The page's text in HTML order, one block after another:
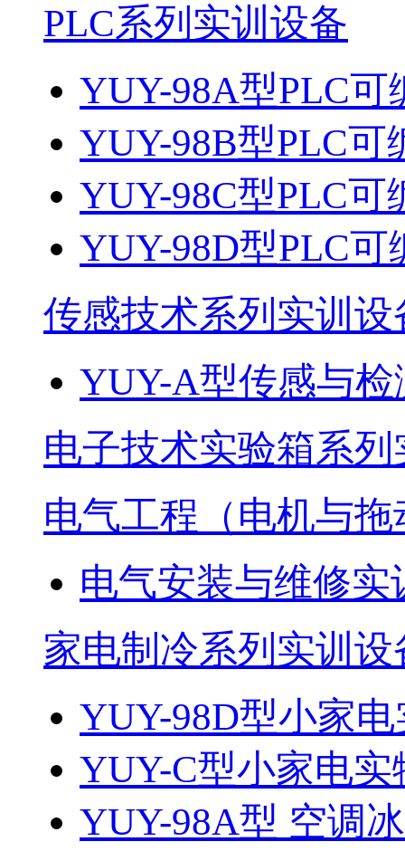
PLC系列实训设备
YUY-98A型PLC
YUY-98B型PLC
YUY-98C型PLC
YUY-98D型PLC
传感技术系列实训设
YUY-A型传感与
电子技术实验箱系
电气工程（电机与
电气安装与维修实
家电制冷系列实训设
YUY-98D型小家
YUY-C型小家电
YUY-98A型 空调